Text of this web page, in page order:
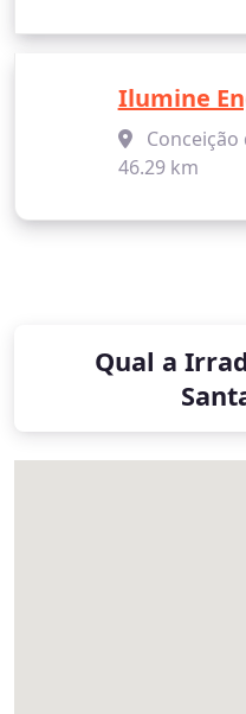
Ilumine
Conceição
46.29 km
Qual a